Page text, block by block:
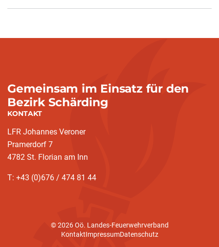
Gemeinsam im Einsatz für den
Bezirk Schärding
KONTAKT
LFR Johannes Veroner
Pramerdorf 7
4782 St. Florian am Inn
T: +43 (0)676 / 474 81 44
© 2026 Oö. Landes-Feuerwehrverband
KontaktImpressumDatenschutz